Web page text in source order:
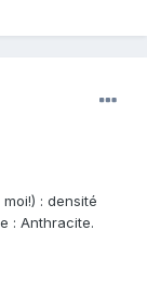
: densité
: Anthracite.